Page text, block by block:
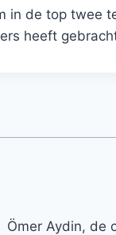
in de top twee
heeft
Ömer Aydin, de